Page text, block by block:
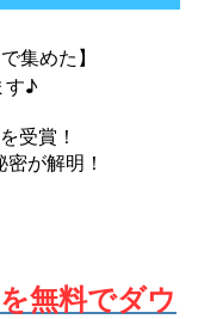
集めた】
す♪
受賞！
が解明！
無料でダウ